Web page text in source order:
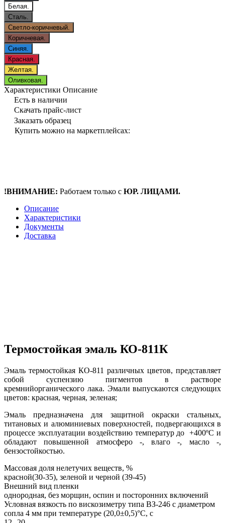
Белая.
Сталь.
Светло-коричневый.
Коричневая.
Синяя.
Красная.
Желтая.
Оливковая.
Характеристики Описание
Есть в наличии
Скачать прайс-лист
Заказать образец
Купить можно на маркетплейсах:
!ВНИМАНИЕ: Работаем только с ЮР. ЛИЦАМИ.
Описание
Характеристики
Документы
Доставка
Термостойкая эмаль КО-811К
Эмаль термостойкая КО-811 различных цветов, представляет
собой суспензию пигментов в растворе
кремнийорганического лака. Эмали выпускаются следующих
цветов: красная, черная, зеленая;
Эмаль предназначена для защитной окраски стальных,
титановых и алюминиевых поверхностей, подвергающихся в
процессе эксплуатации воздействию температур до +400ºС и
обладают повышенной атмосферо -, влаго -, масло -,
бензостойкостью.
Массовая доля нелетучих веществ, %
красной(30-35), зеленой и черной (39-45)
Внешний вид пленки
однородная, без морщин, оспин и посторонних включений
Условная вязкость по вискозиметру типа ВЗ-246 с диаметром
сопла 4 мм при температуре (20,0±0,5)°С, с